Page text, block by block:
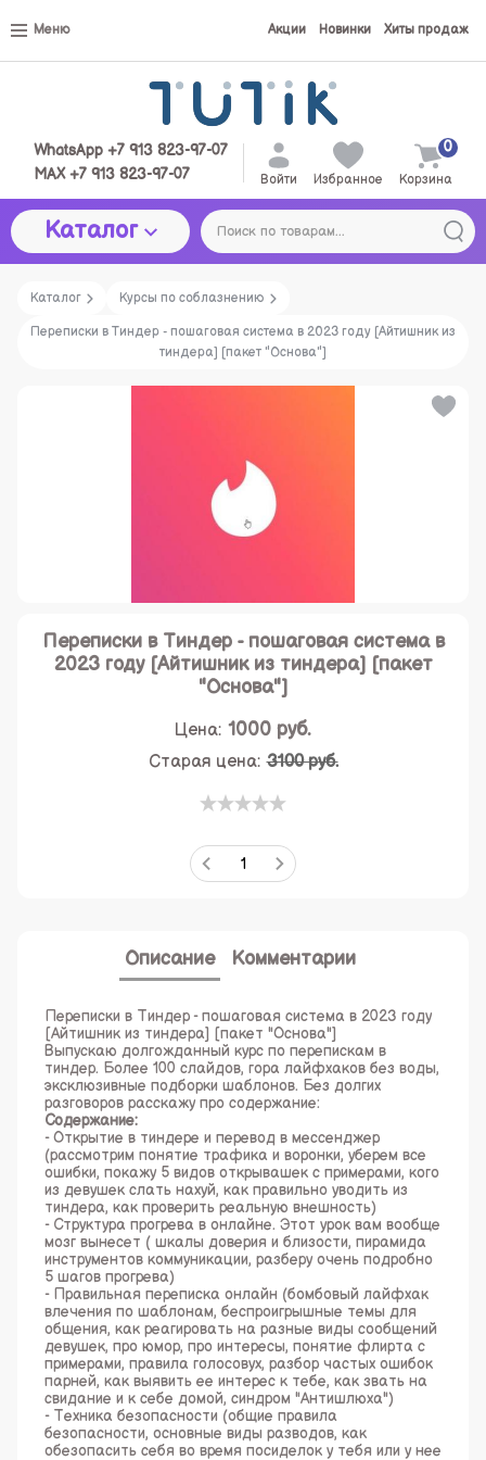
Меню Акции Новинки Хиты продаж
WhatsApp +7 913 823-97-07
MAX +7 913 823-97-07
Войти Избранное Корзина
0
Каталог
Каталог Курсы по соблазнению
Переписки в Тиндер - пошаговая система в 2023 году [Айтишник из
тиндера] [пакет "Основа"]
Переписки в Тиндер - пошаговая система в
2023 году [Айтишник из тиндера] [пакет
"Основа"]
Цена: 1000 руб.
Старая цена: 3100 руб.
Описание Комментарии
Переписки в Тиндер - пошаговая система в 2023 году
[Айтишник из тиндера] [пакет "Основа"]
Выпускаю долгожданный курс по перепискам в
тиндер. Более 100 слайдов, гора лайфхаков без воды,
эксклюзивные подборки шаблонов. Без долгих
разговоров расскажу про содержание:
Содержание:
- Открытие в тиндере и перевод в мессенджер
(рассмотрим понятие трафика и воронки, уберем все
ошибки, покажу 5 видов открывашек с примерами, кого
из девушек слать нахуй, как правильно уводить из
тиндера, как проверить реальную внешность)
- Структура прогрева в онлайне. Этот урок вам вообще
мозг вынесет ( шкалы доверия и близости, пирамида
инструментов коммуникации, разберу очень подробно
5 шагов прогрева)
- Правильная переписка онлайн (бомбовый лайфхак
влечения по шаблонам, беспроигрышные темы для
общения, как реагировать на разные виды сообщений
девушек, про юмор, про интересы, понятие флирта с
примерами, правила голосовух, разбор частых ошибок
парней, как выявить ее интерес к тебе, как звать на
свидание и к себе домой, синдром "Антишлюха")
- Техника безопасности (общие правила
безопасности, основные виды разводов, как
обезопасить себя во время посиделок у тебя или у нее